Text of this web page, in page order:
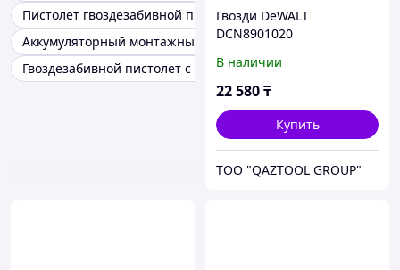
Пистолет гвоздезабивной пневмо
Аккумуляторный монтажный гвоздезабивной пистолет
Гвоздезабивной пистолет с аккумулятором
Гвозди DeWALT
DCN8901020
В наличии
22 580₸
Купить
TOO "QAZTOOL GROUP"